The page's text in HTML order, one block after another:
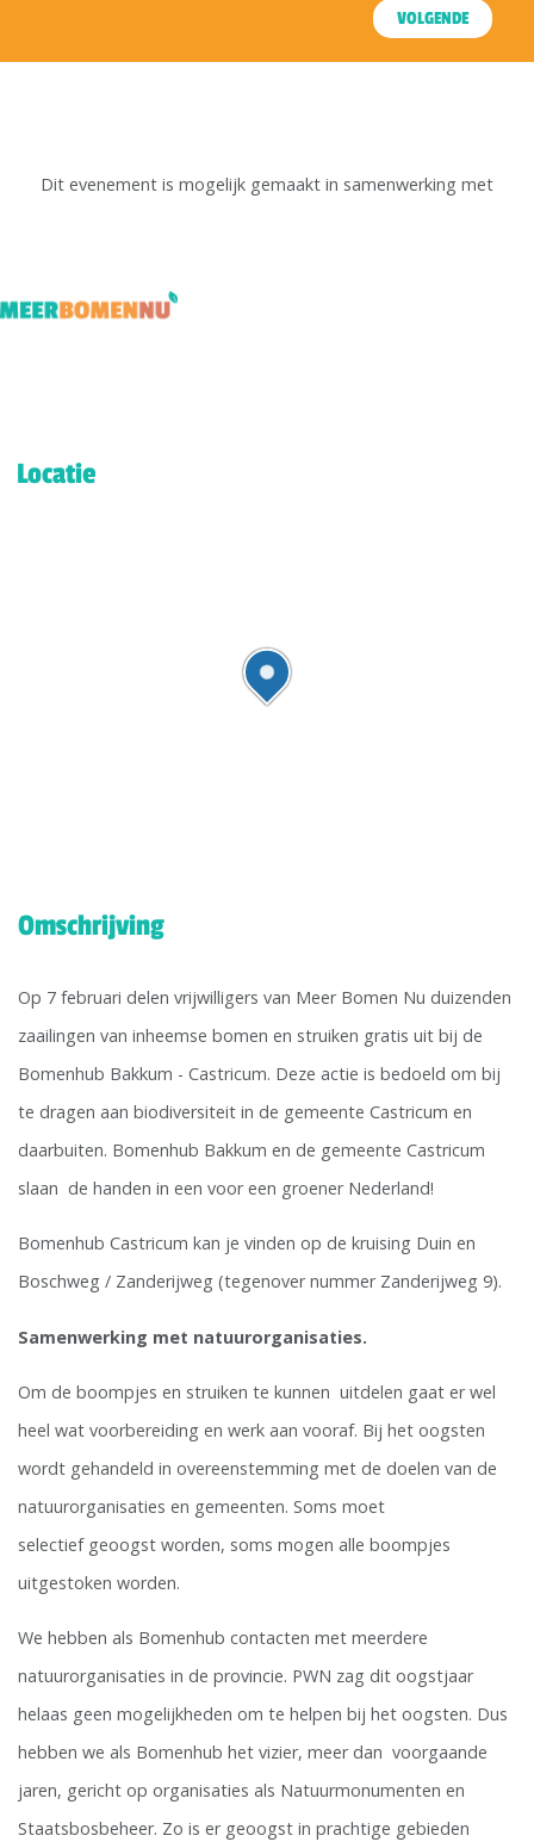
VOLGENDE
Dit evenement is mogelijk gemaakt in samenwerking met
Locatie
Omschrijving
Op 7 februari delen vrijwilligers van Meer Bomen Nu duizenden
zaailingen van inheemse bomen en struiken gratis uit bij de
Bomenhub Bakkum - Castricum. Deze actie is bedoeld om bij
te dragen aan biodiversiteit in de gemeente Castricum en
daarbuiten. Bomenhub Bakkum en de gemeente Castricum
slaan de handen in een voor een groener Nederland!
Bomenhub Castricum kan je vinden op de kruising Duin en
Boschweg / Zanderijweg (tegenover nummer Zanderijweg 9).
Samenwerking met natuurorganisaties.
Om de boompjes en struiken te kunnen uitdelen gaat er wel
heel wat voorbereiding en werk aan vooraf. Bij het oogsten
wordt gehandeld in overeenstemming met de doelen van de
natuurorganisaties en gemeenten. Soms moet
selectief geoogst worden, soms mogen alle boompjes
uitgestoken worden.
We hebben als Bomenhub contacten met meerdere
natuurorganisaties in de provincie. PWN zag dit oogstjaar
helaas geen mogelijkheden om te helpen bij het oogsten. Dus
hebben we als Bomenhub het vizier, meer dan voorgaande
jaren, gericht op organisaties als Natuurmonumenten en
Staatsbosbeheer. Zo is er geoogst in prachtige gebieden